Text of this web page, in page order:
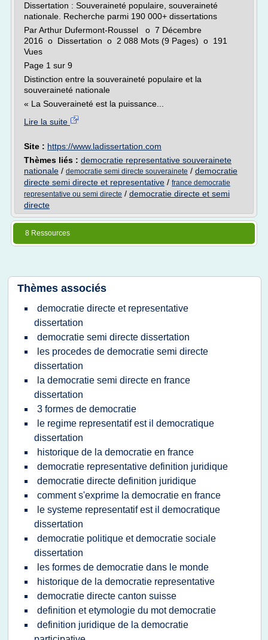
Dissertation : Souveraineté populaire, souveraineté
nationale. Recherche parmi 190 000+ dissertations
Par Arthur Dufermont-Roussel o 7 Décembre
2016 o Dissertation o 2 088 Mots (9 Pages) o 191
Vues
Page 1 sur 9
Distinction entre la souveraineté populaire et la
souveraineté nationale
« La Souveraineté est la puissance...
Lire la suite
Site : https://www.ladissertation.com
Thèmes liés : democratie representative souverainete
nationale / democratie semi directe souverainete / democratie
directe semi directe et representative / france democratie
representative ou semi directe / democratie directe et semi
directe
8 Ressources
Thèmes associés
democratie directe et representative
dissertation
democratie semi directe dissertation
les procedes de democratie semi directe
dissertation
la democratie semi directe en france
dissertation
3 formes de democratie
le regime representatif est il democratique
dissertation
historique de la democratie en france
democratie representative definition juridique
democratie directe definition juridique
comment s'exprime la democratie en france
le systeme representatif est il democratique
dissertation
democratie politique et democratie sociale
dissertation
les formes de democratie dans le monde
historique de la democratie representative
democratie directe canton suisse
definition et etymologie du mot democratie
definition juridique de la democratie